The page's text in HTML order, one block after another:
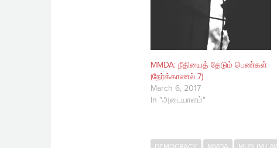
MMDA: நீதியைத் தேடும் பெண்கள்
(நேர்க்காணல் 7)
March 6, 2017
In "அடையாளம்"
DEMOCRACY MMDA MUSLIM